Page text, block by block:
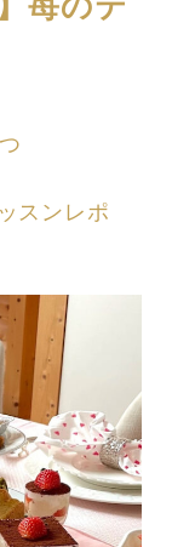
ースンレポ